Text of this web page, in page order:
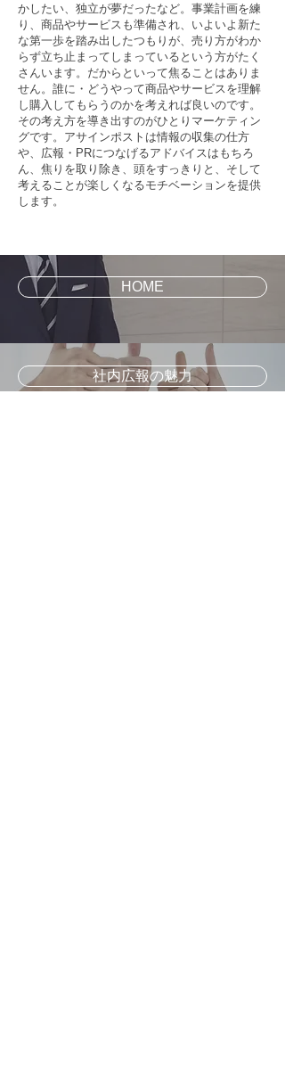
かしたい、独立が夢だったなど。事業計画を練
り、商品やサービスも準備され、いよいよ新た
な第一歩を踏み出したつもりが、売り方がわか
らず立ち止まってしまっているという方がたく
さんいます。だからといって焦ることはありま
せん。誰に・どうやって商品やサービスを理解
し購入してもらうのかを考えれば良いのです。
その考え方を導き出すのがひとりマーケティン
グです。アサインポストは情報の収集の仕方
や、広報・PRにつなげるアドバイスはもちろ
ん、焦りを取り除き、頭をすっきりと、そして
考えることが楽しくなるモチベーションを提供
します。
HOME
社内広報の魅力